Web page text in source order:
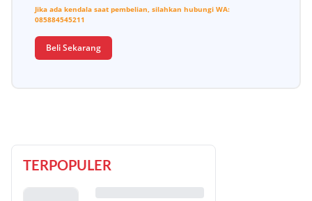
Jika ada kendala saat pembelian, silahkan hubungi WA:
085884545211
Beli Sekarang
TERPOPULER